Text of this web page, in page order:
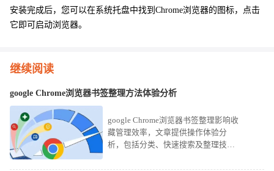
安装完成后，您可以在系统托盘中找到Chrome浏览器的图标，点击
它即可启动浏览器。
继续阅读
google Chrome浏览器书签整理方法体验分析
google Chrome浏览器书签整理影响收
藏管理效率，文章提供操作体验分
析，包括分类、快速搜索及整理技